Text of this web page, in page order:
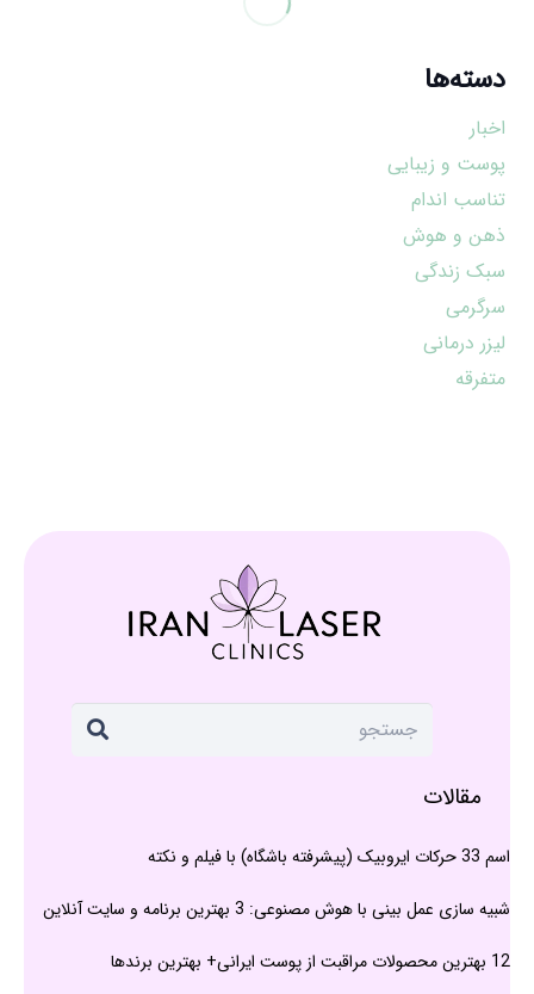
دسته‌ها
اخبار
پوست و زیبایی
تناسب اندام
ذهن و هوش
سبک زندگی
سرگرمی
لیزر درمانی
متفرقه
مقالات
اسم 33 حرکات ایروبیک (پیشرفته باشگاه) با فیلم و نکته
شبیه سازی عمل بینی با هوش مصنوعی: 3 بهترین برنامه و سایت آنلاین
12 بهترین محصولات مراقبت از پوست ایرانی+ بهترین برندها